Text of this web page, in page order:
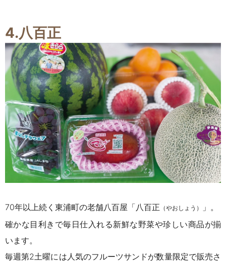
4.八百正
70年以上続く東浦町の老舗八百屋「八百正 （やおしょう）
」。
確かな目利きで毎日仕入れる新鮮な野菜や珍しい商品が揃
います。
毎週第2土曜には人気のフルーツサンドが数量限定で販売さ